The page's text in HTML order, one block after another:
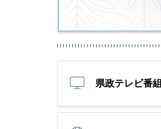
県政テレビ番組